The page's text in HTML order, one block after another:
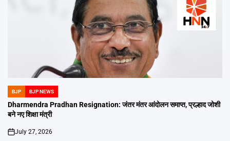
POSTED
IN
BJP BJP NEWS
Dharmendra Pradhan Resignation: जंतर मंतर आंदोलन समाप्त, प्रल्हाद जोशी
बने नए शिक्षा मंत्री
on
July 27, 2026